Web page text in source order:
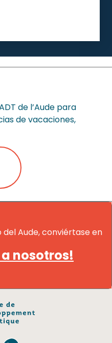
de l’Aude para
de vacaciones,
del Aude, conviértase en
a nosotros!